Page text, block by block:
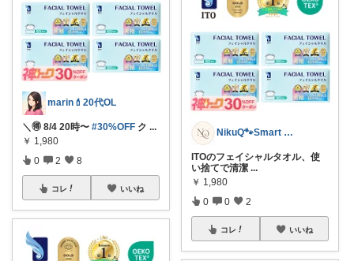
marin💄20代OL
＼🉐 8/4 20時〜 #30%OFF ク ...
￥ 1,980
0 2 8
コレ いいね
NikuQ🐾Smart Choice
ITOのフェイシャルタオル、使
い捨てで清潔 ...
￥ 1,980
0 0 2
コレ いいね